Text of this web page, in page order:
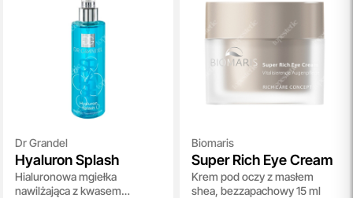
Dr Grandel
Hyaluron Splash
Hialuronowa mgiełka
nawilżająca z kwasem
Biomaris
Super Rich Eye Cream
Krem pod oczy z masłem
shea, bezzapachowy 15 ml